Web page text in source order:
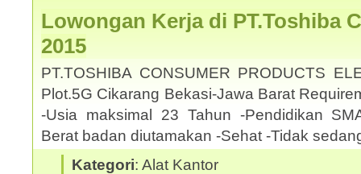
Lowongan Kerja di PT.Toshiba
2015
PT.TOSHIBA CONSUMER PRODUCTS
Plot.5G Cikarang Bekasi-Jawa Barat
-Usia maksimal 23 Tahun -Pendidikan
Berat badan diutamakan -Sehat -Tidak
Kategori: Alat Kantor